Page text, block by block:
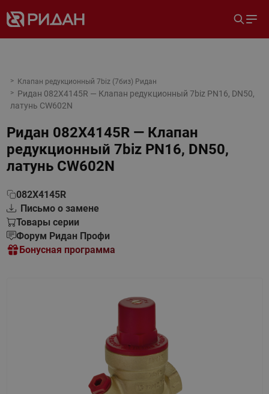
Клапан редукционный 7biz (7биз) Ридан
Ридан 082X4145R — Клапан редукционный 7biz PN16, DN50,
латунь CW602N
Ридан 082X4145R — Клапан
редукционный 7biz PN16, DN50,
латунь CW602N
082X4145R
Письмо о замене
Товары серии
Форум Ридан Профи
Бонусная программа